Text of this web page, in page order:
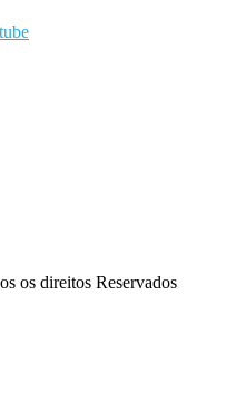
os direitos Reservados